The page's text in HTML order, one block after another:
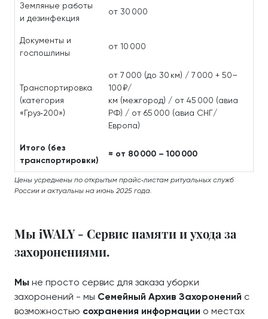
Земляные работы
и дезинфекция
от 30 000
Документы и
госпошлины
от 10 000
Транспортировка
(категория
«Груз‑200»)
от 7 000 (до 30 км) / 7 000 + 50–
100 ₽/
км (межгород) / от 45 000 (авиа
РФ) / от 65 000 (авиа СНГ/
Европа)
Итого (без
транспортировки)
≈ от 80 000 – 100 000
Цены усреднены по открытым прайс‑листам ритуальных служб
России и актуальны на июнь 2025 года.
Мы iWALY - Сервис памяти и ухода за
захоронениями.
Мы не просто сервис для заказа уборки
захоронений - мы Семейный Архив Захоронений с
возможностью сохранения информации о местах